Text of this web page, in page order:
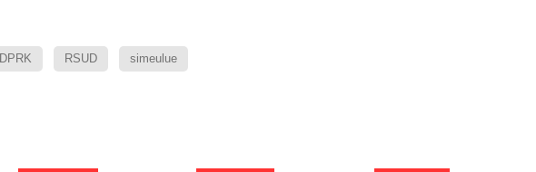
DPRK RSUD simeulue